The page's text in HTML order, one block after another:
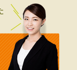
り、これまでの薬
うえで決定されま
3万円の地域手当が支
ことも十分に可能で